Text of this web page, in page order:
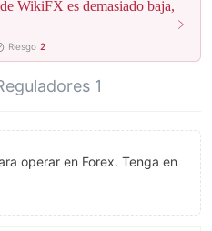
WikiFX es demasiado baja,
Riesgo 2
1
operar en Forex. Tenga en